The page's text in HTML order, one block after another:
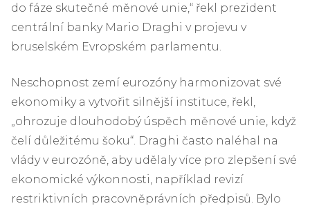
do fáze skutečné měnové unie,“ řekl prezident
centrální banky Mario Draghi v projevu v
bruselském Evropském parlamentu.
Neschopnost zemí eurozóny harmonizovat své
ekonomiky a vytvořit silnější instituce, řekl,
„ohrozuje dlouhodobý úspěch měnové unie, když
čelí důležitému šoku“. Draghi často naléhal na
vlády v eurozóně, aby udělaly více pro zlepšení své
ekonomické výkonnosti, například revizí
restriktivních pracovněprávních předpisů. Bylo